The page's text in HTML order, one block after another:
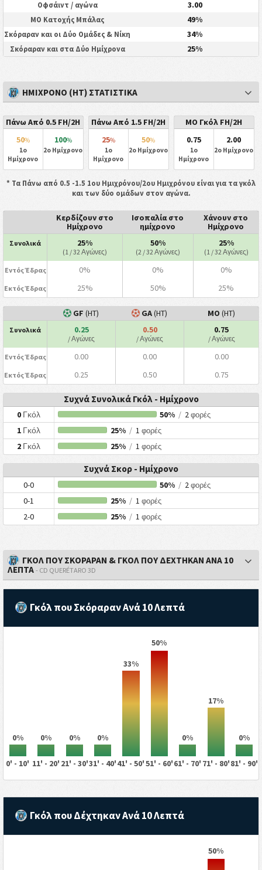
Οφσάιντ / αγώνα 3.00
ΜΟ Κατοχής Μπάλας 49%
Σκόραραν και οι Δύο Ομάδες & Νίκη 34%
Σκόραραν και στα Δύο Ημίχρονα 25%
ΗΜΊΧΡΟΝΟ (HT) ΣΤΑΤΙΣΤΙΚΆ
Πάνω Από 0.5 FH/2H
50%
1ο
Ημίχρονο
100%
2ο Ημίχρονο
Πάνω Από 1.5 FH/2H
25%
1ο
Ημίχρονο
50%
2ο Ημίχρονο
ΜΟ Γκόλ FH/2H
0.75
1ο
Ημίχρονο
2.00
2ο Ημίχρονο
* Τα Πάνω από 0.5 -1.5 1ου Ημιχρόνου/2ου Ημιχρόνου είναι για τα γκόλ
και των δύο ομάδων στον αγώνα.
Κερδίζουν στο
Ημίχρονο
Ισοπαλία στο
ημίχρονο
Χάνουν στο
Ημίχρονο
Συνολικά 25%
(1 / 32 Αγώνες)
50%
(2 / 32 Αγώνες)
25%
(1 / 32 Αγώνες)
Εντός Έδρας 0% 0% 0%
Εκτός Έδρας 25% 50% 25%
GF (HT) GA(HT) ΜΟ (HT)
Συνολικά 0.25
/ Αγώνες
0.50
/ Αγώνες
0.75
/ Αγώνες
Εντός Έδρας 0.00 0.00 0.00
Εκτός Έδρας 0.25 0.50 0.75
Συχνά Συνολικά Γκόλ - Ημίχρονο
0 Γκόλ 50% / 2φορές
1 Γκόλ 25% /1 φορές
2 Γκόλ 25% /1 φορές
Συχνά Σκορ - Ημίχρονο
0-0 50% / 2φορές
0-1 25% /1 φορές
2-0 25% /1 φορές
ΓΚΟΛ ΠΟΥ ΣΚΟΡΑΡΑΝ & ΓΚΟΛ ΠΟΥ ΔΕΧΤΗΚΑΝ ΑΝΑ 10
ΛΕΠΤΑ - CD QUERÉTARO 3D
Γκόλ που Σκόραραν Ανά 10 Λεπτά
0% 0% 0% 0%
33%
50%
0%
17%
0%
0' - 10' 11' - 20' 21' - 30'31' - 40'41' - 50'51' - 60'61' - 70' 71' - 80'81' - 90'
Γκόλ που Δέχτηκαν Ανά 10 Λεπτά
50%